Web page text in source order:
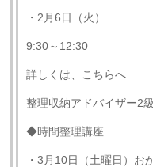
・2月6日（火）
9:30～12:30
詳しくは、こちらへ
整理収納アドバイザー2
◆時間整理講座
・3月10日（土曜日）お